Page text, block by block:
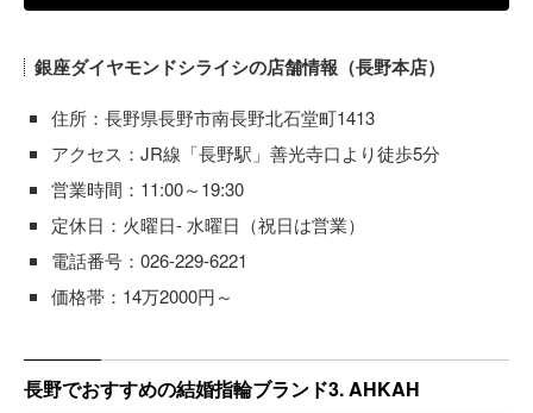
銀座ダイヤモンドシライシの店舗情報（長野本店）
住所：長野県長野市南長野北石堂町1413
アクセス：JR線「長野駅」善光寺口より徒歩5分
営業時間：11:00～19:30
定休日：火曜日- 水曜日（祝日は営業）
電話番号：026‐229-6221
価格帯：14万2000円～
長野でおすすめの結婚指輪ブランド3. AHKAH